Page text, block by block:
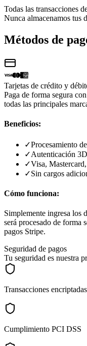
Todas las transacciones
Nunca almacenamos tus
Métodos de
Tarjetas de crédito y
Paga de forma segura
todas las principales
Beneficios:
✓Procesamiento
✓Autenticación
✓Visa,
✓Sin cargos
Cómo funciona:
Simplemente ingresa los
será procesado de forma
pagos Stripe.
Seguridad de pagos
Tu seguridad es nuestra
Transacciones
Cumplimiento PCI DSS